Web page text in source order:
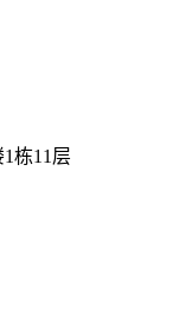
栋11层